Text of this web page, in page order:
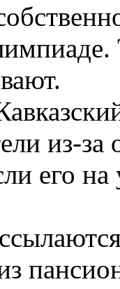
из-за
его на